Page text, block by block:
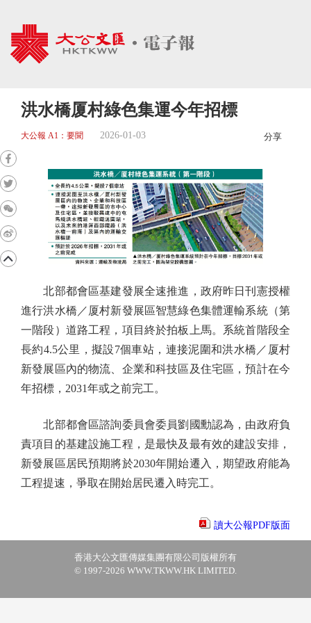
洪水橋厦村綠色集運今年招標
大公報 A1：要聞 2026-01-03 分享
北部都會區基建發展全速推進，政府昨日刊憲授權
進行洪水橋／厦村新發展區智慧綠色集體運輸系統（第
一階段）道路工程，項目終於拍板上馬。系統首階段全
長約4.5公里，擬設7個車站，連接泥圍和洪水橋／厦村
新發展區內的物流、企業和科技區及住宅區，預計在今
年招標，2031年或之前完工。
北部都會區諮詢委員會委員劉國勳認為，由政府負
責項目的基建設施工程，是最快及最有效的建設安排，
新發展區居民預期將於2030年開始遷入，期望政府能為
工程提速，爭取在開始居民遷入時完工。
讀大公報PDF版面
香港大公文匯傳媒集團有限公司版權所有
© 1997-2026 WWW.TKWW.HK LIMITED.